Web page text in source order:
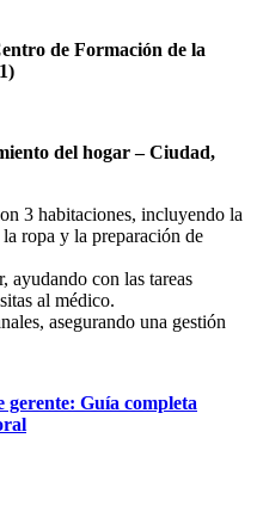
de Formación de la
del hogar – Ciudad,
3 habitaciones, incluyendo la
ropa y la preparación de
ayudando con las tareas
al médico.
asegurando una gestión
Guía completa